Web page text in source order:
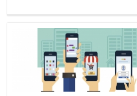
ARABIA SAUDITA, TURQUÍA Y PAKISTÁN
ARABIA SAUDITA, TURQUÍA Y PAKISTÁN
ARABIA SAUDITA, TURQUÍA Y PAKISTÁN
ARABIA SAUDITA, TURQUÍA Y PAKISTÁN